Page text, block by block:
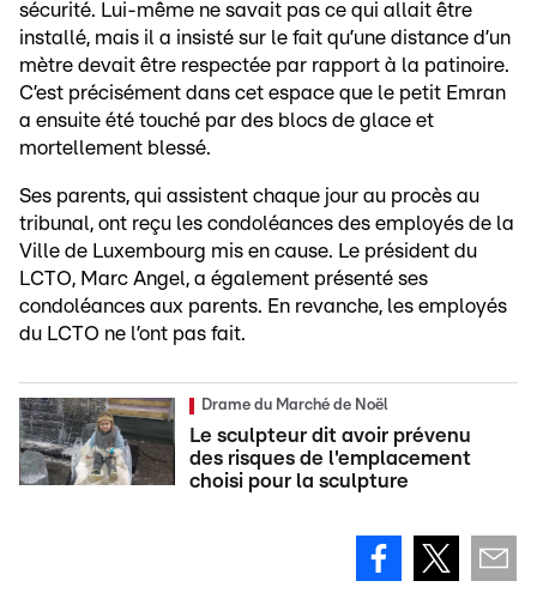
sécurité. Lui-même ne savait pas ce qui allait être
installé, mais il a insisté sur le fait qu’une distance d’un
mètre devait être respectée par rapport à la patinoire.
C’est précisément dans cet espace que le petit Emran
a ensuite été touché par des blocs de glace et
mortellement blessé.
Ses parents, qui assistent chaque jour au procès au
tribunal, ont reçu les condoléances des employés de la
Ville de Luxembourg mis en cause. Le président du
LCTO, Marc Angel, a également présenté ses
condoléances aux parents. En revanche, les employés
du LCTO ne l’ont pas fait.
Drame du Marché de Noël
Le sculpteur dit avoir prévenu
des risques de l'emplacement
choisi pour la sculpture